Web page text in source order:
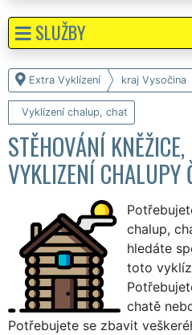
Extra Vyklízení kraj Vysočina
Vyklízení chalup, chat
STĚHOVÁNÍ KNĚŽICE,
VYKLIZENÍ CHALUPY
chalup,
hledáte
toto
chatě
Potřebujete se zbavit
SLUŽBY